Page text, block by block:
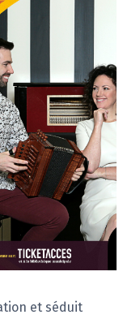
et séduit